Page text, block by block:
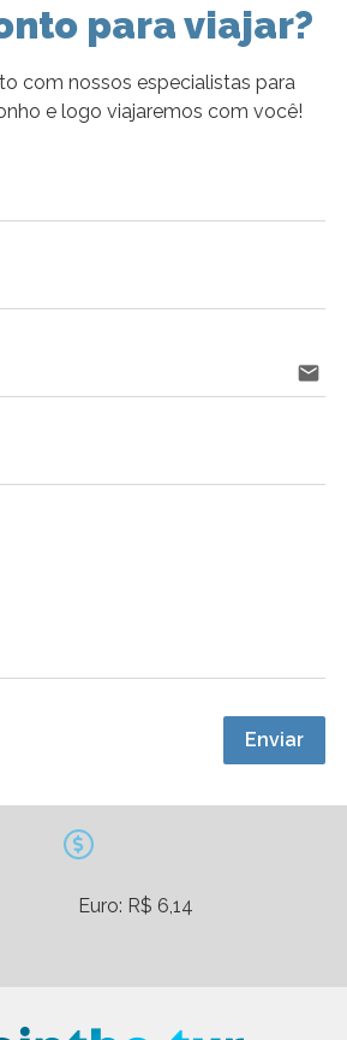
para viajar?
com nossos especialistas para
e logo viajaremos com você!
email
Enviar
Euro: R$ 6,14